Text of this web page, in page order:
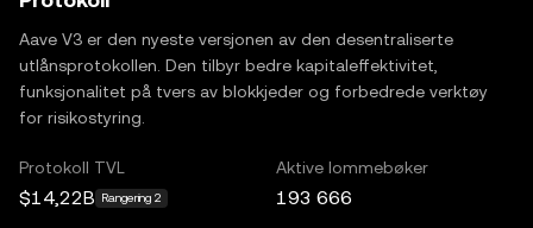
Aave V3 er den nyeste versjonen av den desentraliserte
utlånsprotokollen. Den tilbyr bedre kapitaleffektivitet,
funksjonalitet på tvers av blokkjeder og forbedrede verktøy
for risikostyring.
Protokoll TVL
$14,22B Rangering 2
Aktive lommebøker
193 666